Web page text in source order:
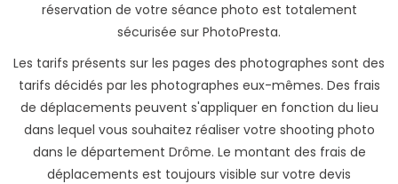
réservation de votre séance photo est totalement
sécurisée sur PhotoPresta.
Les tarifs présents sur les pages des photographes sont des
tarifs décidés par les photographes eux-mêmes. Des frais
de déplacements peuvent s'appliquer en fonction du lieu
dans lequel vous souhaitez réaliser votre shooting photo
dans le département Drôme. Le montant des frais de
déplacements est toujours visible sur votre devis